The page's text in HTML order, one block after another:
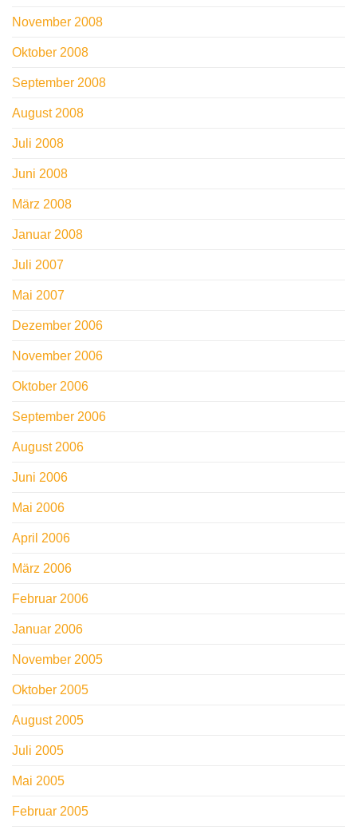
November 2008
Oktober 2008
September 2008
August 2008
Juli 2008
Juni 2008
März 2008
Januar 2008
Juli 2007
Mai 2007
Dezember 2006
November 2006
Oktober 2006
September 2006
August 2006
Juni 2006
Mai 2006
April 2006
März 2006
Februar 2006
Januar 2006
November 2005
Oktober 2005
August 2005
Juli 2005
Mai 2005
Februar 2005